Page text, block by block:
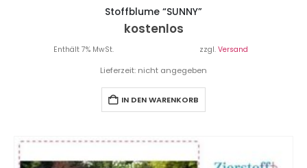
Stoffblume “SUNNY”
kostenlos
Enthält 7% MwSt. zzgl. Versand
Lieferzeit: nicht angegeben
IN DEN WARENKORB